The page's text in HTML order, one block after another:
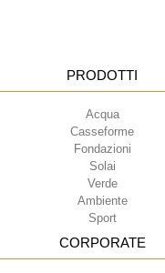
PRODOTTI
Acqua
Casseforme
Fondazioni
Solai
Verde
Ambiente
Sport
CORPORATE